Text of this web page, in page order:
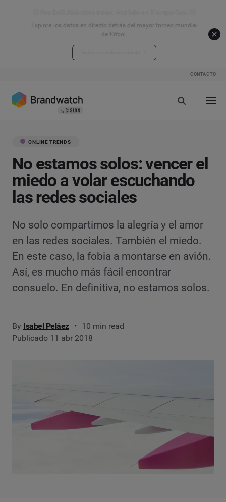
Explora los datos en directo detrás del mayor torneo mundial
de fútbol.
CONTACTO
ONLINE TRENDS
No estamos solos: vencer el
miedo a volar escuchando
las redes sociales
No solo compartimos la alegría y el amor
en las redes sociales. También el miedo.
En este caso, la fobia a montarse en avión.
Así, es mucho más fácil encontrar
consuelo. En definitiva, no estamos solos.
By Isabel Peláez
10 min read
Publicado 11 abr 2018